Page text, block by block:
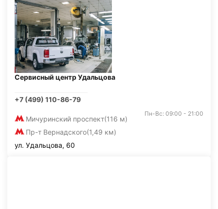
Сервисный центр Удальцова
+7 (499) 110-86-79
Мичуринский проспект(116 м)
Пр-т Вернадского(1,49 км)
Пн-Вс: 09:00 - 21:00
ул. Удальцова, 60